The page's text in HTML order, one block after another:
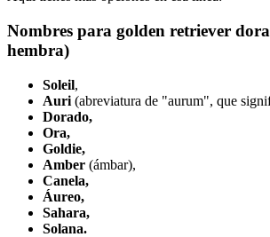
Nombres para golden retriever
hembra)
Soleil,
Auri (abreviatura de "aurum", que
Dorado,
Ora,
Goldie,
Amber (ámbar),
Canela,
Áureo,
Sahara,
Solana.